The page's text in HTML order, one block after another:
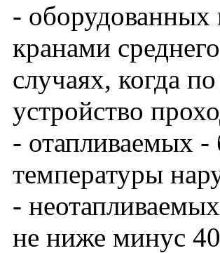
-
кранами
случаях, когда
устройство
- отапливаемых -
температуры
-
не ниже минус